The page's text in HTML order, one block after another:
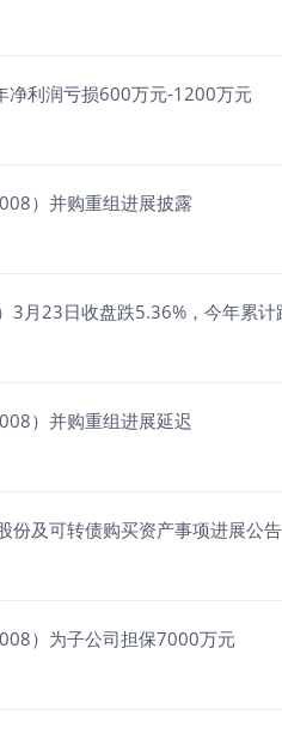
净利润亏损600万元-1200万元
）并购重组进展披露
3月23日收盘跌5.36%，今年累计
）并购重组进展延迟
份及可转债购买资产事项进展公
）为子公司担保7000万元